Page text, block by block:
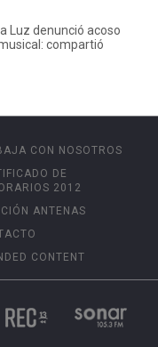
Luz denunció acoso
compartió
CON NOSOTROS
DE
2012
ANTENAS
CONTENT